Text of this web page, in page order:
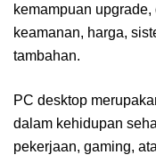
kemampuan
keamanan, harga,
tambahan.
PC desktop
dalam kehidupan
pekerjaan, gaming,